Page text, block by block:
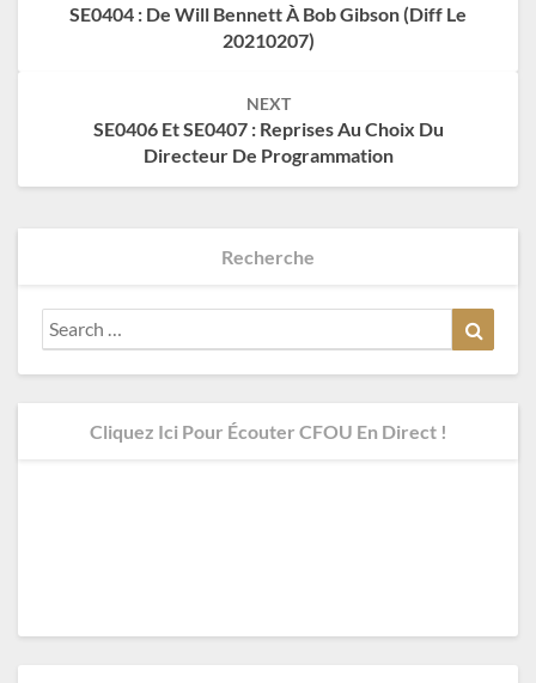
SE0404 : De Will Bennett À Bob Gibson (diff Le
20210207)
NEXT
SE0406 Et SE0407 : Reprises Au Choix Du
Directeur De Programmation
Recherche
Search
for:
Cliquez Ici Pour Écouter CFOU En Direct !